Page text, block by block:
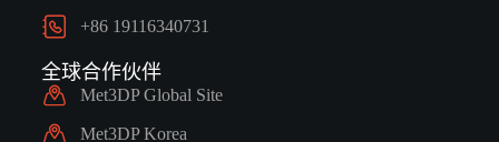
+86 19116340731
全球合作伙伴
Met3DP Global Site
Met3DP Korea